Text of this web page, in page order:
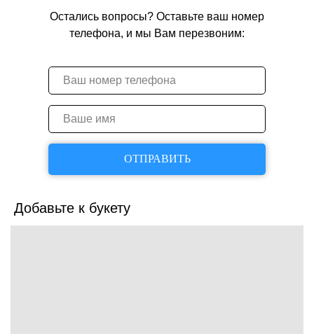
ОТПРАВИТЬ
Остались вопросы? Оставьте ваш номер
телефона, и мы Вам перезвоним:
Добавьте к букету